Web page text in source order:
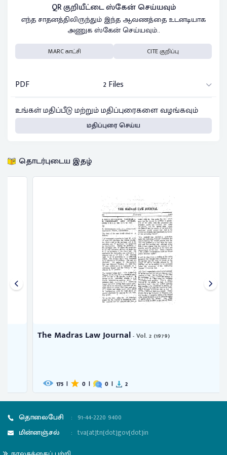
QR குறியீட்டை ஸ்கேன் செய்யவும்
எந்த சாதனத்திலிருந்தும் இந்த ஆவணத்தை உடனடியாக
அணுக ஸ்கேன் செய்யவும்..
MARC காட்சி CITE குறிப்பு
PDF
2 Files
உங்கள் மதிப்பீடு மற்றும் மதிப்புரைகளை வழங்கவும்
மதிப்புரை செய்ய
தொடர்புடைய இதழ்
The Madras Law Journal- Vol. 2 (1979)
0 0 2
தொலைபேசி : 91-44-2220 9400
மின்னஞ்சல்
: tva[at]tn[dot]gov[dot]in